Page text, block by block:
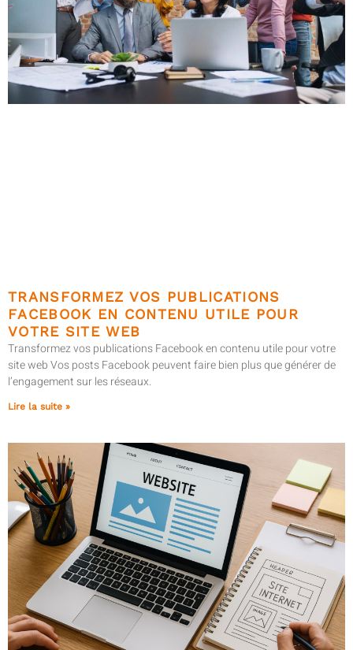
TRANSFORMEZ VOS PUBLICATIONS
FACEBOOK EN CONTENU UTILE POUR
VOTRE SITE WEB
Transformez vos publications Facebook en contenu utile pour votre
site web Vos posts Facebook peuvent faire bien plus que générer de
l’engagement sur les réseaux.
Lire la suite »